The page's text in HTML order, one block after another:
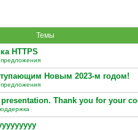
Темы
HTTPS
Новым 2023-м годом!
presentation. Thank you for your